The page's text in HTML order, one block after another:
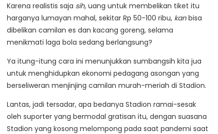
Karena realistis saja sih, uang untuk membelikan tiket itu
harganya lumayan mahal, sekitar Rp 50-100 ribu, kanbisa
dibelikan camilan es dan kacang goreng, selama
menikmati laga bola sedang berlangsung?
Ya itung-itung cara ini menunjukkan sumbangsih kita jua
untuk menghidupkan ekonomi pedagang asongan yang
berseliweran menjinjing camilan murah-meriah di Stadion.
Lantas, jadi tersadar, apa bedanya Stadion ramai-sesak
oleh suporter yang bermodal gratisan itu, dengan suasana
Stadion yang kosong melompong pada saat pandemi saat